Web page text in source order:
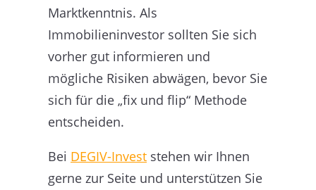
Marktkenntnis. Als
Immobilieninvestor sollten Sie sich
vorher gut informieren und
mögliche Risiken abwägen, bevor Sie
sich für die „fix und flip“ Methode
entscheiden.
Bei DEGIV-Invest stehen wir Ihnen
gerne zur Seite und unterstützen Sie